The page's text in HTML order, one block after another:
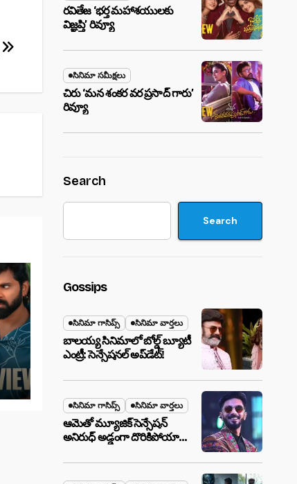
రవితేజ ‘భర్త మహాశయులకు
విజ్ఞప్తి’ రివ్యూ
సినిమా సమీక్షలు
చిరు ‘మ‌న శంక‌ర వ‌ర ప్ర‌సాద్ గారు’
రివ్యూ
Search
Search
Gossips
సినిమా గాసిప్స్ సినిమా వార్తలు
బాలయ్య సినిమాలో బోల్డ్ బ్యూటీ
ఎంట్రీ: సెన్సేషనల్ అప్‌డేట్!
సినిమా గాసిప్స్ సినిమా వార్తలు
ఆమెతో మ్యూజిక్ సెన్సేషన్
అనిరుధ్ అడ్డంగా దొరికిపోయారా?
మేటర్!